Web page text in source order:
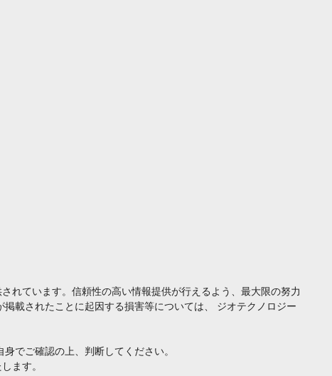
れています。信頼性の高い情報提供が行えるよう、最大限の努力
載されたことに起因する損害等については、 ジオテクノロジー
でご確認の上、判断してください。
ます。